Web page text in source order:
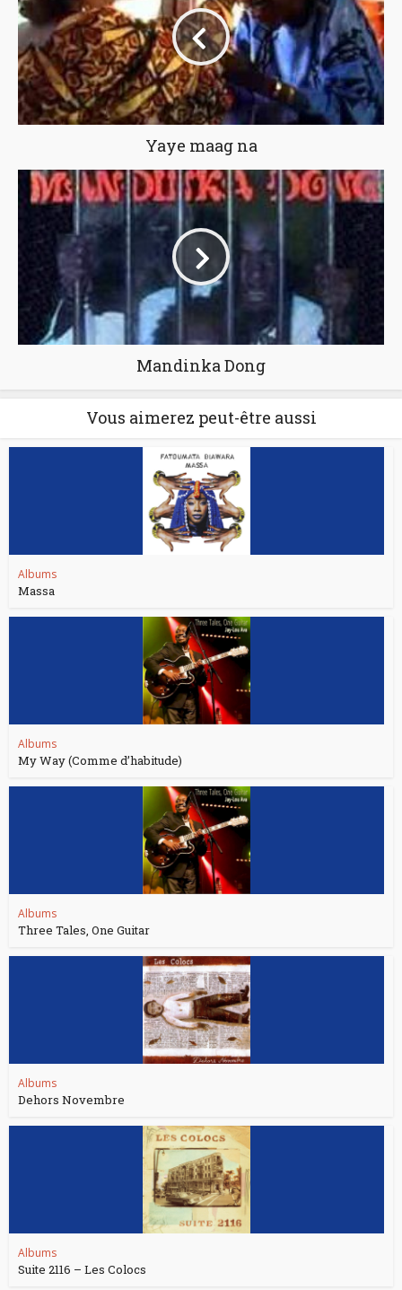
Yaye maag na
Mandinka Dong
Vous aimerez peut-être aussi
Albums
Massa
Albums
My Way (Comme d’habitude)
Albums
Three Tales, One Guitar
Albums
Dehors Novembre
Albums
Suite 2116 – Les Colocs